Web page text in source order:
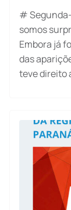
#
somos
Embora já
das
teve direito